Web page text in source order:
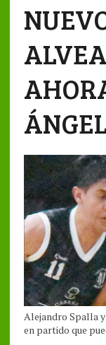
Alejandro Spalla
en partido que